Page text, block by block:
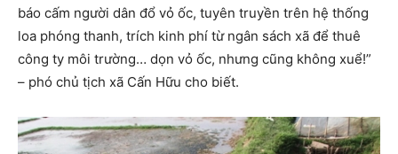
báo cấm người dân đổ vỏ ốc, tuyên truyền trên hệ thống
loa phóng thanh, trích kinh phí từ ngân sách xã để thuê
công ty môi trường… dọn vỏ ốc, nhưng cũng không xuể!”
– phó chủ tịch xã Cấn Hữu cho biết.